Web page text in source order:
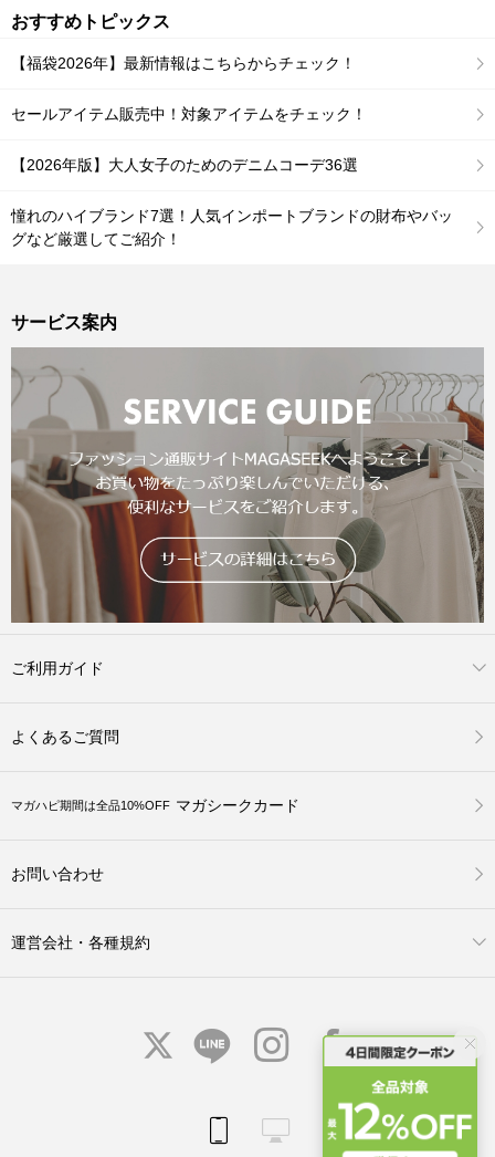
おすすめトピックス
【福袋2026年】最新情報はこちらからチェック！
セールアイテム販売中！対象アイテムをチェック！
【2026年版】大人女子のためのデニムコーデ36選
憧れのハイブランド7選！人気インポートブランドの財布やバッ
グなど厳選してご紹介！
サービス案内
ご利用ガイド
よくあるご質問
マガハピ期間は全品10%OFF マガシークカード
お問い合わせ
運営会社・各種規約